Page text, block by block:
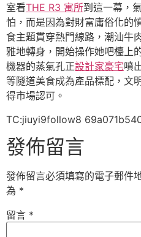
室看THE R3 寓所到這一幕，
怕，而是因為對財富庸俗化的
食主題貫穿熱門線路，潮汕牛
雅地轉身，開始操作她吧檯上
機器的蒸氣孔正設計家豪宅噴
等隧道美食成為產品標配，文
得市場認可。
TC:jiuyi9follow8
發佈留言
發佈留言必須填寫的電子郵件
為 *
留言 *